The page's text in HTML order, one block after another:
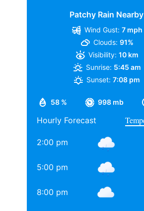
Patchy Rain Nearby
58 % 998 mb
Wind Gust: 7 mph
Clouds: 91%
Visibility: 10 km
Sunrise: 5:45 am
Sunset: 7:08 pm
Hourly Forecast
2:00 pm
5:00 pm
8:00 pm